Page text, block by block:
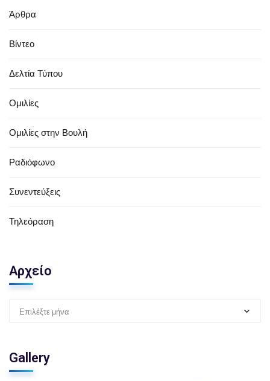
Άρθρα
Βίντεο
Δελτία Τύπου
Ομιλίες
Ομιλίες στην Βουλή
Ραδιόφωνο
Συνεντεύξεις
Τηλεόραση
Αρχείο
Επιλέξτε μήνα
Gallery